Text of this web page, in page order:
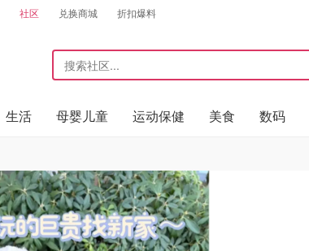
社区 兑换商城 折扣爆料
生活 母婴儿童 运动保健 美食 数码